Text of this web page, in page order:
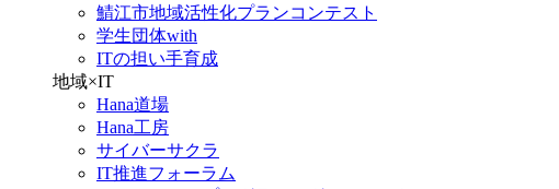
鯖江市地域活性化プランコンテスト
学生団体with
ITの担い手育成
地域×IT
Hana道場
Hana工房
サイバーサクラ
IT推進フォーラム